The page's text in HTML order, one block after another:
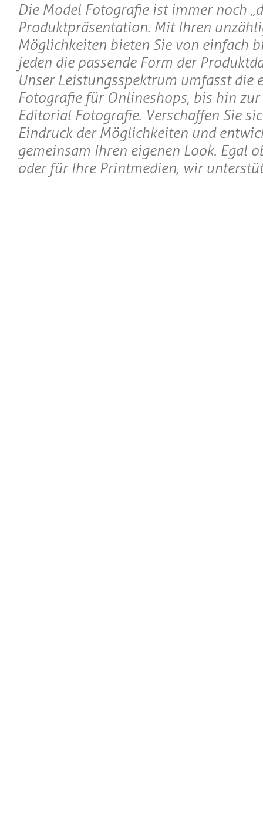
Die Model Fotografie ist immer noch
Produktpräsentation. Mit Ihren
Möglichkeiten bieten Sie von einfach
jeden die passende Form der
Unser Leistungsspektrum umfasst die
Fotografie für Onlineshops, bis hin
Editorial Fotografie. Verschaffen Sie
Eindruck der Möglichkeiten und
gemeinsam Ihren eigenen Look. Egal
oder für Ihre Printmedien, wir